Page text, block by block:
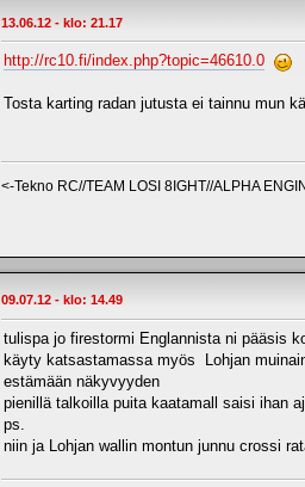
13.06.12 - klo: 21.17
http://rc10.fi/index.php?topic=46610.0
Tosta karting radan jutusta ei tainnu mun
<-Tekno RC//TEAM LOSI 8IGHT//ALPHA
09.07.12 - klo: 14.49
tulispa jo firestormi Englannista ni pääsis
käyty katsastamassa myös Lohjan
estämään näkyvyyden
pienillä talkoilla puita kaatamall saisi ihan
ps.
niin ja Lohjan wallin montun junnu crossi